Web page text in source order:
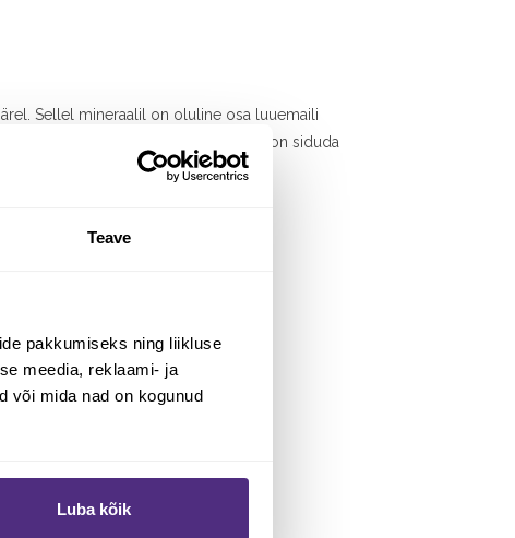
Teave
pakkumiseks ning liikluse
meedia, reklaami- ja
või mida nad on kogunud
Luba kõik
Sellel mineraalil on oluline osa luuemaili
ajal. Calcium fluoratumi osaks on siduda
fluoratumi vajadust.